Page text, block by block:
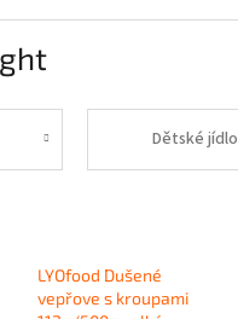
Dětské jídlo
LYOfood Dušené
vepřove s kroupami